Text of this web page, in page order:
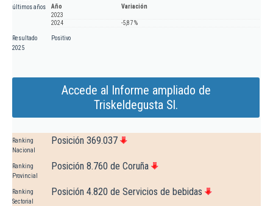
últimos años
Año
Variación
2023
2024
-5,87 %
Resultado
2025
Positivo
Accede al Informe ampliado de
Triskeldegusta Sl.
Ranking
Nacional
Posición 369.037
Ranking
Provincial
Posición 8.760 de Coruña
Ranking
Sectorial
Posición 4.820 de Servicios de bebidas